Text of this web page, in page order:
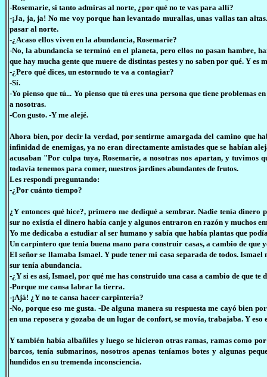
-Rosemarie, si tanto admiras al norte, ¿por qué no te vas para allí?
-¡Ja, ja, ja! No me voy porque han levantado murallas, unas vallas tan
pasar al norte.
-¿Acaso ellos viven en la abundancia, Rosemarie?
-No, la abundancia se terminó en el planeta, pero ellos no pasan hambre,
que hay mucha gente que muere de distintas pestes y no saben por qué. Y
-¿Pero qué dices, un estornudo te va a contagiar?
-Sí.
-Yo pienso que tú... Yo pienso que tú eres una persona que tiene problemas
a nosotras.
-Con gusto. -Y me alejé.
Ahora bien, por decir la verdad, por sentirme amargada del camino que
infinidad de enemigas, ya no eran directamente amistades que se habían
acusaban "Por culpa tuya, Rosemarie, a nosotras nos apartan, y tuvimos
todavía tenemos para comer, nuestros jardines abundantes de frutos.
Les respondí preguntando:
-¿Por cuánto tiempo?
¿Y entonces qué hice?, primero me dediqué a sembrar. Nadie tenía
sur no existía el dinero había canje y algunos entraron en razón y muchos
Yo me dedicaba a estudiar al ser humano y sabía que había plantas que
Un carpintero que tenía buena mano para construir casas, a cambio de
El señor se llamaba Ismael. Y pude tener mi casa separada de todos.
sur tenía abundancia.
-¿Y si es así, Ismael, por qué me has construido una casa a cambio de que te
-Porque me cansa labrar la tierra.
-¡Ajá! ¿Y no te cansa hacer carpintería?
-No, porque eso me gusta. -De alguna manera su respuesta me cayó bien
en una reposera y gozaba de un lugar de confort, se movía, trabajaba. Y
Y también había albañiles y luego se hicieron otras ramas, ramas como
barcos, tenía submarinos, nosotros apenas teníamos botes y algunas
hundidos en su tremenda inconsciencia.